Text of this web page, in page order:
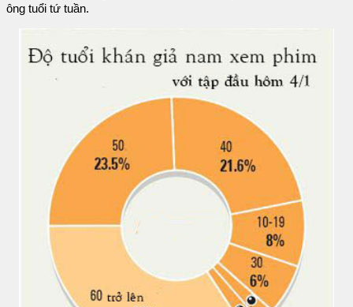
ông tuổi tứ tuần.